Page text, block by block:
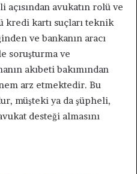
açısından avukatın rolü ve
kredi kartı suçları teknik
ve bankanın aracı
soruşturma ve
akıbeti bakımından
arz etmektedir. Bu
müşteki ya da şüpheli,
desteği almasını